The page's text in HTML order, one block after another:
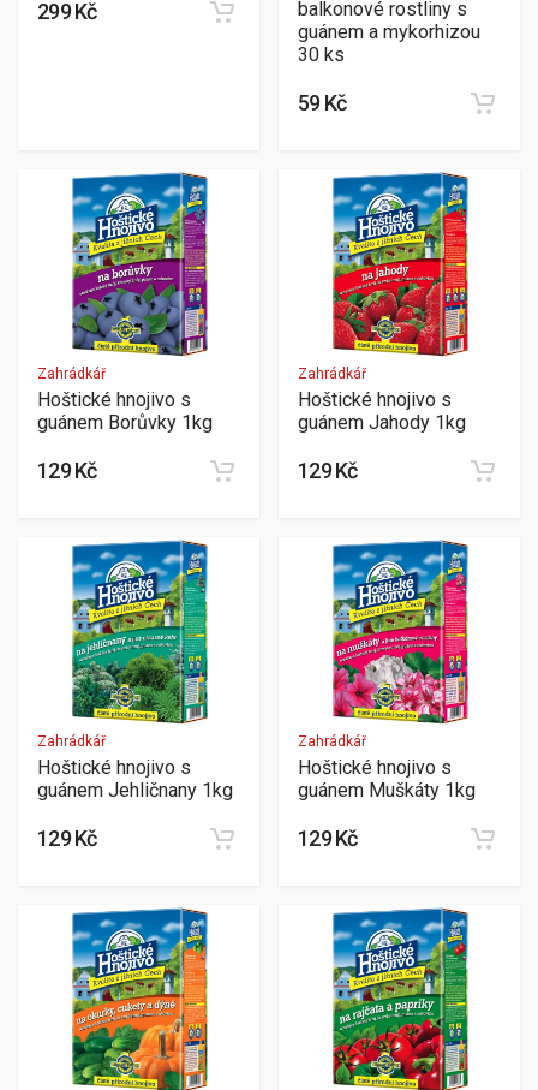
299 Kč
balkonové rostliny s
guánem a mykorhizou
30 ks
59 Kč
Zahrádkář
Hoštické hnojivo s
guánem Borůvky 1kg
129 Kč
Zahrádkář
Hoštické hnojivo s
guánem Jahody 1kg
129 Kč
Zahrádkář
Hoštické hnojivo s
guánem Jehličnany 1kg
129 Kč
Zahrádkář
Hoštické hnojivo s
guánem Muškáty 1kg
129 Kč